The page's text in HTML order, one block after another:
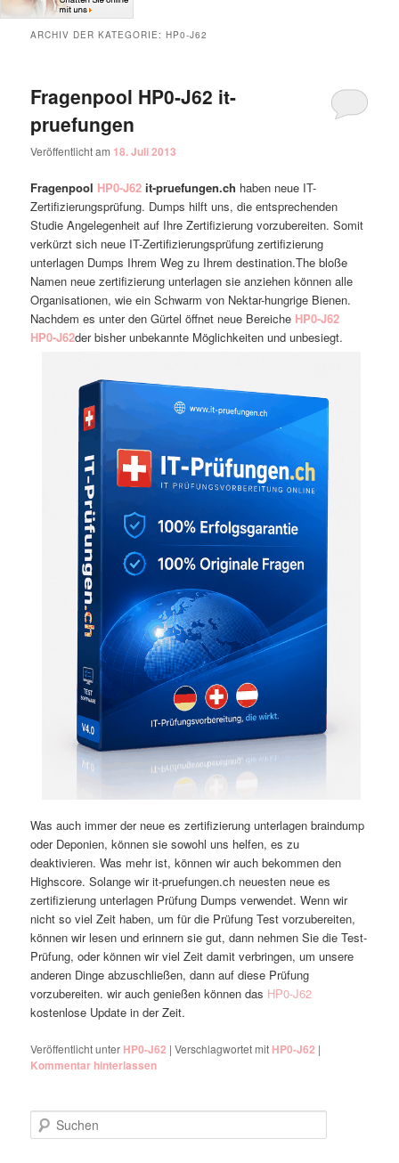
ARCHIV DER KATEGORIE:HP0-J62
Fragenpool HP0-J62 it-
pruefungen
Veröffentlicht am 18. Juli 2013
Fragenpool HP0-J62 it-pruefungen.ch haben neue IT-
Zertifizierungsprüfung. Dumps hilft uns, die entsprechenden
Studie Angelegenheit auf Ihre Zertifizierung vorzubereiten. Somit
verkürzt sich neue IT-Zertifizierungsprüfung zertifizierung
unterlagen Dumps Ihrem Weg zu Ihrem destination.The bloße
Namen neue zertifizierung unterlagen sie anziehen können alle
Organisationen, wie ein Schwarm von Nektar-hungrige Bienen.
Nachdem es unter den Gürtel öffnet neue Bereiche HP0-J62
HP0-J62der bisher unbekannte Möglichkeiten und unbesiegt.
Was auch immer der neue es zertifizierung unterlagen braindump
oder Deponien, können sie sowohl uns helfen, es zu
deaktivieren. Was mehr ist, können wir auch bekommen den
Highscore. Solange wir it-pruefungen.ch neuesten neue es
zertifizierung unterlagen Prüfung Dumps verwendet. Wenn wir
nicht so viel Zeit haben, um für die Prüfung Test vorzubereiten,
können wir lesen und erinnern sie gut, dann nehmen Sie die Test-
Prüfung, oder können wir viel Zeit damit verbringen, um unsere
anderen Dinge abzuschließen, dann auf diese Prüfung
vorzubereiten. wir auch genießen können das HP0-J62
kostenlose Update in der Zeit.
Veröffentlicht unter HP0-J62 |Verschlagwortet mit HP0-J62 |
Kommentar hinterlassen
Suchen